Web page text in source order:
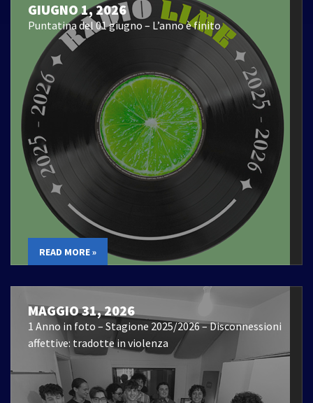
GIUGNO 1, 2026
Puntatina del 01 giugno – L’anno è finito
READ MORE »
MAGGIO 31, 2026
1 Anno in foto – Stagione 2025/2026 – Disconnessioni
affettive: tradotte in violenza